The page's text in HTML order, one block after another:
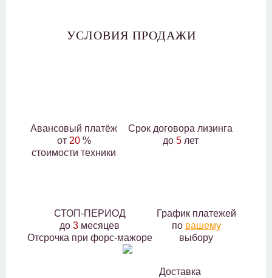
УСЛОВИЯ ПРОДАЖИ
Авансовый платёж
от 20%
стоимости техники
Срок договора лизинга
до 5лет
СТОП-ПЕРИОД
до 3 месяцев
Отсрочка при форс-мажоре
График платежей
по вашему
выбору
Доставка